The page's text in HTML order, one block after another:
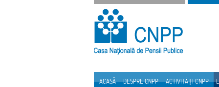
Sari la continut
ACASĂ DESPRE CNPP ACTIVITĂȚI CNPP